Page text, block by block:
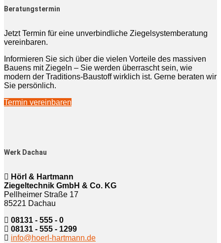
Beratungstermin
Jetzt Termin für eine unverbindliche Ziegelsystemberatung
vereinbaren.
Informieren Sie sich über die vielen Vorteile des massiven
Bauens mit Ziegeln – Sie werden überrascht sein, wie
modern der Traditions-Baustoff wirklich ist. Gerne beraten wir
Sie persönlich.
Termin vereinbaren
Werk Dachau
Hörl & Hartmann
Ziegeltechnik GmbH & Co. KG
Pellheimer Straße 17
85221 Dachau
08131 - 555 - 0
08131 - 555 - 1299
info@hoerl-hartmann.de